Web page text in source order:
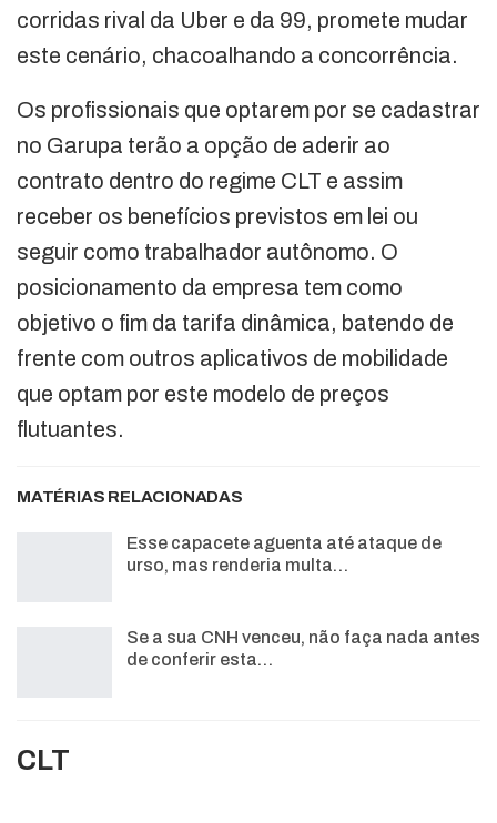
corridas rival da Uber e da 99, promete mudar
este cenário, chacoalhando a concorrência.
Os profissionais que optarem por se cadastrar
no Garupa terão a opção de aderir ao
contrato dentro do regime CLT e assim
receber os benefícios previstos em lei ou
seguir como trabalhador autônomo. O
posicionamento da empresa tem como
objetivo o fim da tarifa dinâmica, batendo de
frente com outros aplicativos de mobilidade
que optam por este modelo de preços
flutuantes.
MATÉRIAS RELACIONADAS
Esse capacete aguenta até ataque de
urso, mas renderia multa…
Se a sua CNH venceu, não faça nada antes
de conferir esta…
CLT